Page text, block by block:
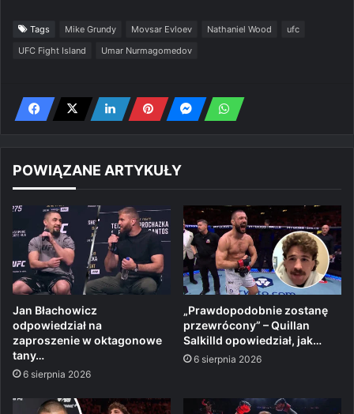
Tags Mike Grundy Movsar Evloev Nathaniel Wood
ufc
UFC Fight Island
Umar Nurmagomedov
POWIĄZANE ARTYKUŁY
Jan Błachowicz
odpowiedział na
zaproszenie w oktagonowe
tany…
6 sierpnia 2026
„Prawdopodobnie zostanę
przewrócony” – Quillan
Salkilld opowiedział, jak…
6 sierpnia 2026